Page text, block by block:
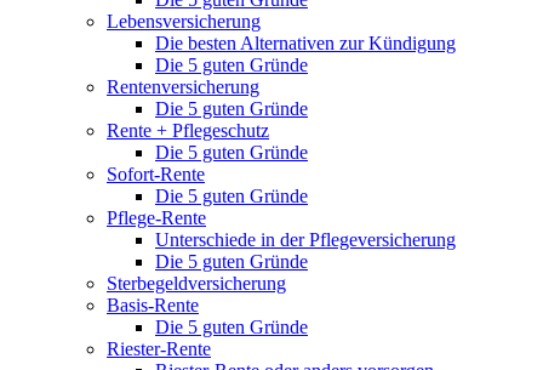
Lebensversicherung
Die besten Alternativen zur Kündigung
Die 5 guten Gründe
Rentenversicherung
Die 5 guten Gründe
Rente + Pflegeschutz
Die 5 guten Gründe
Sofort-Rente
Die 5 guten Gründe
Pflege-Rente
Unterschiede in der Pflegeversicherung
Die 5 guten Gründe
Sterbegeldversicherung
Basis-Rente
Die 5 guten Gründe
Riester-Rente